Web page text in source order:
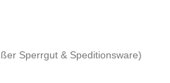
Sperrgut & Speditionsware)